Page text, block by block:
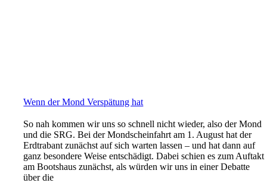
Wenn der Mond Verspätung hat
So nah kommen wir uns so schnell nicht wieder, also der Mond
und die SRG. Bei der Mondscheinfahrt am 1. August hat der
Erdtrabant zunächst auf sich warten lassen – und hat dann auf
ganz besondere Weise entschädigt. Dabei schien es zum Auftakt
am Bootshaus zunächst, als würden wir uns in einer Debatte
über die